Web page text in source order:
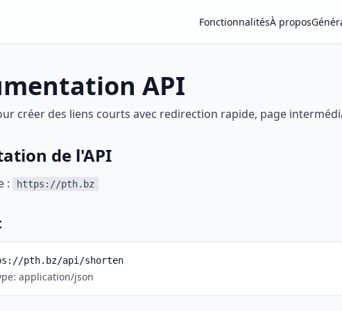
FonctionnalitésÀ propos
API
créer des liens courts avec redirection rapide, page
de l'API
: https://pth.bz
pth.bz/api/shorten
application/json